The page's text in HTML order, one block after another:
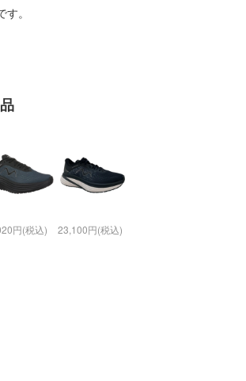
。
円(税込) 23,100円(税込)